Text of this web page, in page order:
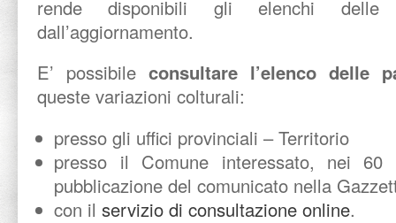
rende disponibili gli elenchi delle
dall’aggiornamento.
E’ possibile consultare l’elenco delle
queste variazioni colturali:
presso gli uffici provinciali – Territorio
presso il Comune interessato, nei 60
pubblicazione del comunicato nella
con ilservizio di consultazione online.